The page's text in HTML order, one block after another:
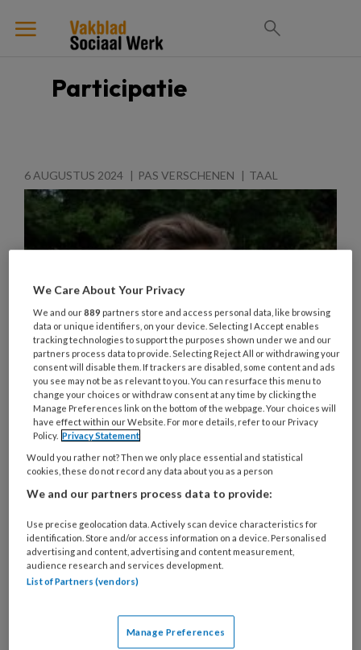
Participatie
6 AUGUSTUS 2024 PAS VERSCHENEN TAAL
Gastcolumn Gebarentaal en
anderstalige doven
Stelt u zich eens voor dat u en ik met andere
mensen in een trein zitten om van plaats A naar B
te komen. In de trein, die symbool staat voor onze
samenleving, is toegankelijkheid tot taal en
daarmee tot informatie cruciaal. Voor
anderstalige doven is deze toegang vaak helemaal
We Care About Your Privacy
We and our889 partners store and access personal data, like browsing
data or unique identifiers, on your device. Selecting I Accept enables
tracking technologies to support the purposes shown under we and our
partners process data to provide. Selecting Reject All or withdrawing your
consent will disable them. If trackers are disabled, some content and ads
you see may not be as relevant to you. You can resurface this menu to
change your choices or withdraw consent at any time by clicking the
Manage Preferences link on the bottom of the webpage. Your choices will
have effect within our Website. For more details, refer to our Privacy
Policy. Privacy Statement
Would you rather not? Then we only place essential and statistical
cookies, these do not record any data about you as a person
We and our partners process data to provide:
Use precise geolocation data. Actively scan device characteristics for
identification. Store and/or access information on a device. Personalised
advertising and content, advertising and content measurement,
audience research and services development.
List of Partners (vendors)
Manage Preferences